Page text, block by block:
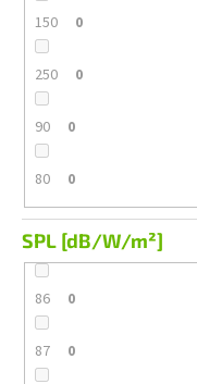
150 0
250 0
90 0
80 0
SPL [dB/W/m²]
86 0
87 0